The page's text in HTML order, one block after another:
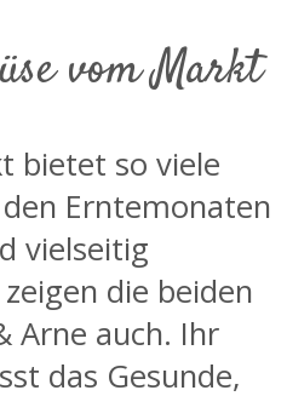
vom Markt
bietet so viele
Erntemonaten
vielseitig
die beiden
Arne auch. Ihr
das Gesunde,